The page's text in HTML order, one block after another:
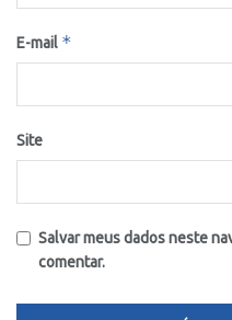
E-mail *
Site
Salvar meus dados neste
comentar.